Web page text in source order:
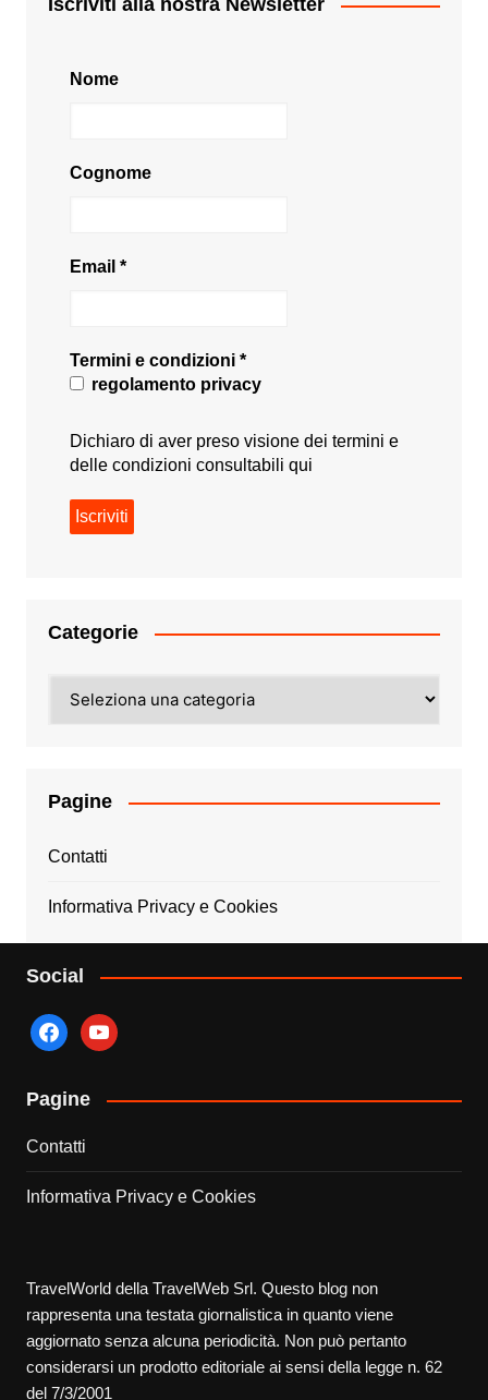
Iscriviti alla nostra Newsletter
Nome
Cognome
Email *
Termini e condizioni *
regolamento privacy
Dichiaro di aver preso visione dei termini e
delle condizioni consultabili qui
Categorie
Pagine
Contatti
Informativa Privacy e Cookies
Social
facebookyoutube
Pagine
Contatti
Informativa Privacy e Cookies
TravelWorld della TravelWeb Srl. Questo blog non
rappresenta una testata giornalistica in quanto viene
aggiornato senza alcuna periodicità. Non può pertanto
considerarsi un prodotto editoriale ai sensi della legge n. 62
del 7/3/2001